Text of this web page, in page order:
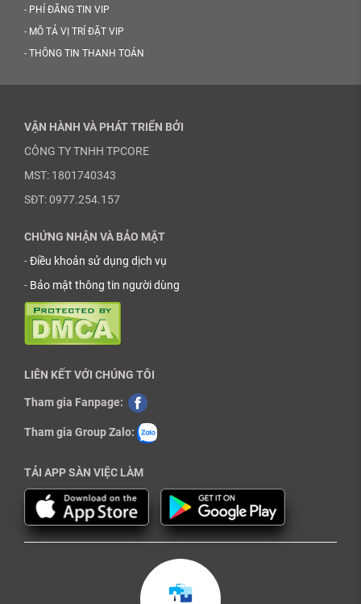
- PHÍ ĐĂNG TIN VIP
- MÔ TẢ VỊ TRÍ ĐẶT VIP
- THÔNG TIN THANH TOÁN
VẬN HÀNH VÀ PHÁT TRIỂN BỞI
CÔNG TY TNHH TPCORE
MST: 1801740343
SĐT: 0977.254.157
CHỨNG NHẬN VÀ BẢO MẬT
-Điều khoản sử dụng dịch vụ
- Bảo mật thông tin người dùng
LIÊN KẾT VỚI CHÚNG TÔI
Tham gia Fanpage:
Tham gia Group Zalo:
TẢI APP SÀN VIỆC LÀM